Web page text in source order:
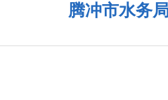
腾冲市水务